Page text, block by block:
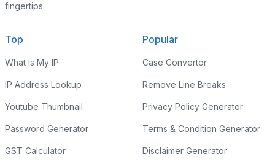
fingertips.
Top
What is My IP
IP Address Lookup
Youtube Thumbnail
Password Generator
GST Calculator
Popular
Case Convertor
Remove Line Breaks
Privacy Policy Generator
Terms & Condition Generator
Disclaimer Generator